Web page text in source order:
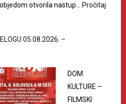
otvorila nastup…
Pročitaj
05.08.2026. –
DOM
KULTURE –
FILMSKI